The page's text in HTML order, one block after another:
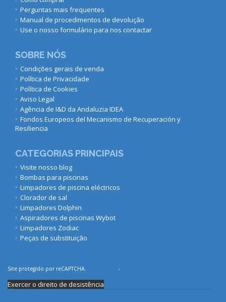
Perguntas mais frequentes
Manual de procedimentos de devolução
Use o nosso formulário para nos contactar
SOBRE NÓS
Condições gerais de venda
Política de Privacidade
Política de Cookies
Aviso Legal
Agência de I&D da Andaluzia IDEA
Fondos Europeos del Mecanismo de Recuperación y
Resiliencia
CATEGORIAS PRINCIPAIS
Visite nosso blog
Bombas para piscinas
Limpadores de piscina eléctricos
Clorador de sal
Limpadores Dolphin
Aspiradores de piscinas Wybot
Limpadores Zodiac
Peças de substituição
Site protegido por reCAPTCHA. -
Exercer o direito de desistência